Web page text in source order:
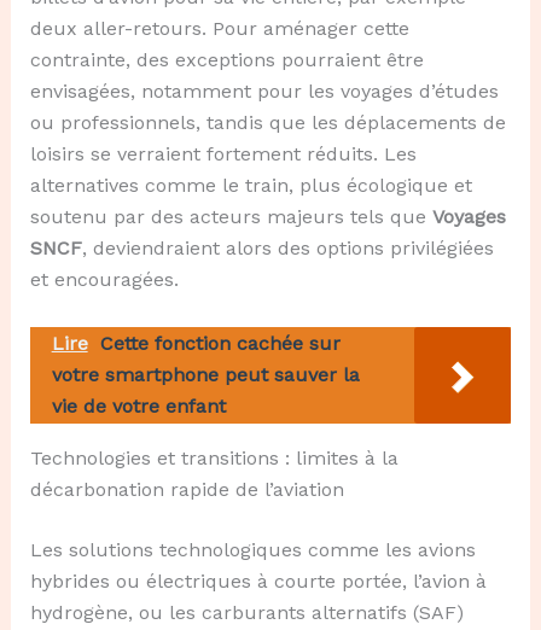
deux aller-retours. Pour aménager cette
contrainte, des exceptions pourraient être
envisagées, notamment pour les voyages d’études
ou professionnels, tandis que les déplacements de
loisirs se verraient fortement réduits. Les
alternatives comme le train, plus écologique et
soutenu par des acteurs majeurs tels que Voyages
SNCF, deviendraient alors des options privilégiées
et encouragées.
Lire Cette fonction cachée sur
votre smartphone peut sauver la
vie de votre enfant
Technologies et transitions : limites à la
décarbonation rapide de l’aviation
Les solutions technologiques comme les avions
hybrides ou électriques à courte portée, l’avion à
hydrogène, ou les carburants alternatifs (SAF)